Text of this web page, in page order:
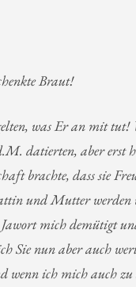
Braut!
was Er an mit
datierten, aber erst
brachte, dass sie
und Mutter
mich demütigt
Sie nun aber auch
wenn ich mich auch